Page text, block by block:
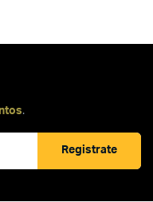
.
Registrate